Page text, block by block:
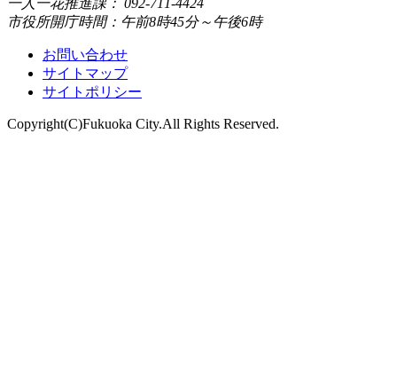
市役所開庁時間：午前8時45分～午後6時
お問い合わせ
サイトマップ
サイトポリシー
Copyright(C)Fukuoka City.All Rights Reserved.